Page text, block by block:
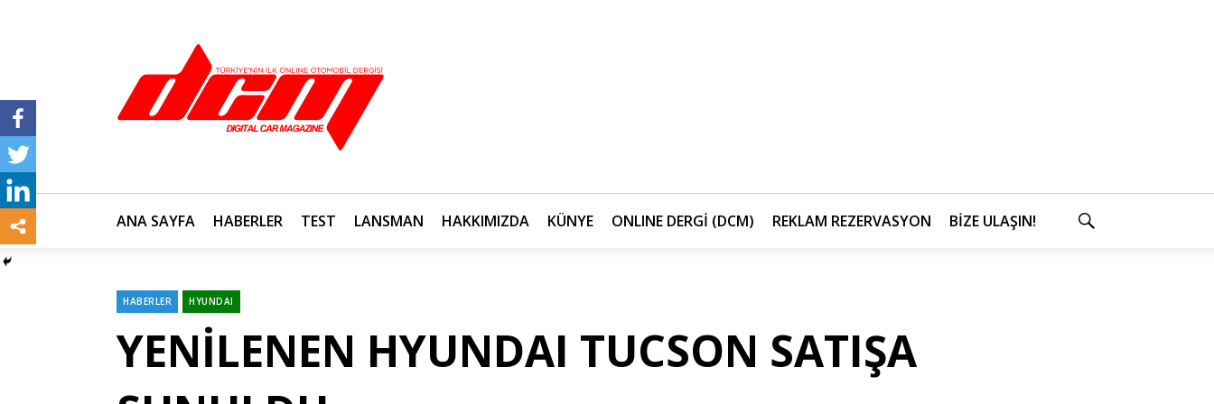
ANA SAYFA HABERLER TEST LANSMAN HAKKIMIZDA KÜNYE ONLINE DERGİ (DCM) REKLAM REZERVASYON BİZE ULAŞIN!
SEARCH
Categories
HABERLER HYUNDAI
YENİLENEN HYUNDAI TUCSON SATIŞA